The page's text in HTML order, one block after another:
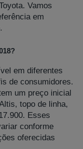
Vamos
em
em diferentes
de consumidores.
um preço inicial
topo de linha,
Esses
conforme
oferecidas